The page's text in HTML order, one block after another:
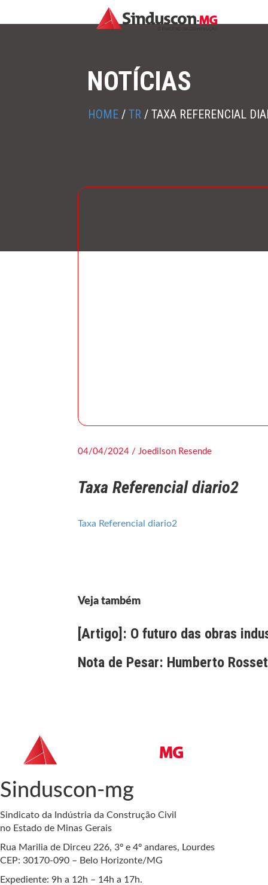
NOTÍCIAS
HOME / TR / TAXA REFERENCIAL
04/04/2024 / Joedilson Resende
Taxa Referencial diario2
Taxa Referencial diario2
Veja também
[Artigo]: O futuro das obras
Nota de Pesar: Humberto
Sinduscon-mg
Sindicato da Indústria da Construção Civil
no Estado de Minas Gerais
Rua Marilia de Dirceu 226, 3º e 4º andares, Lourdes
CEP: 30170-090 – Belo Horizonte/MG
Expediente: 9h a 12h – 14h a 17h.